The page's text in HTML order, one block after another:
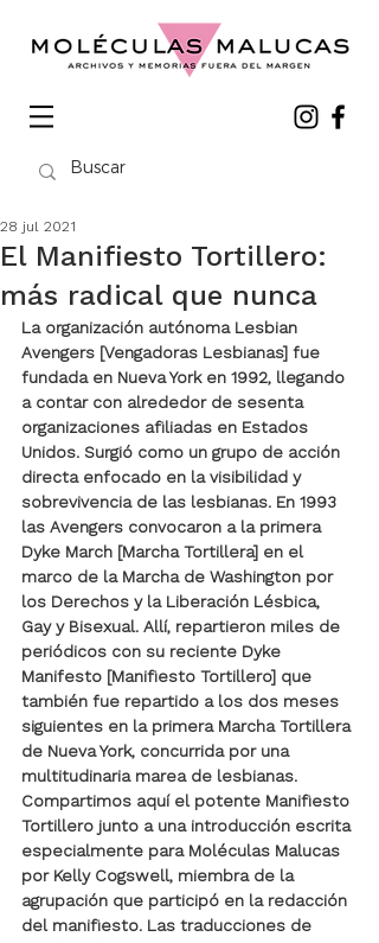
El Manifiesto Tortillero:
más radical que nunca
28 jul 2021
La organización autónoma Lesbian
Avengers [Vengadoras Lesbianas] fue
fundada en Nueva York en 1992, llegando
a contar con alrededor de sesenta
organizaciones afiliadas en Estados
Unidos. Surgió como un grupo de acción
directa enfocado en la visibilidad y
sobrevivencia de las lesbianas. En 1993
las Avengers convocaron a la primera
Dyke March [Marcha Tortillera] en el
marco de la Marcha de Washington por
los Derechos y la Liberación Lésbica,
Gay y Bisexual. Allí, repartieron miles de
periódicos con su reciente Dyke
Manifesto [Manifiesto Tortillero] que
también fue repartido a los dos meses
siguientes en la primera Marcha Tortillera
de Nueva York, concurrida por una
multitudinaria marea de lesbianas.
Compartimos aquí el potente Manifiesto
Tortillero junto a una introducción escrita
especialmente para Moléculas Malucas
por Kelly Cogswell, miembra de la
agrupación que participó en la redacción
del manifiesto. Las traducciones de